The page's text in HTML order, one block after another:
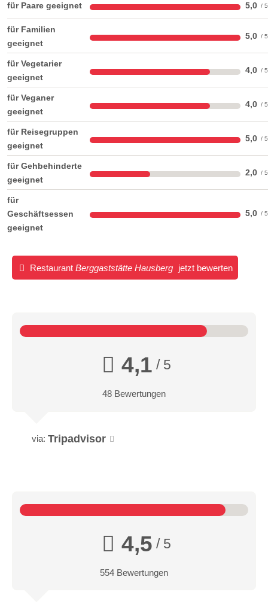
für Paare geeignet 5,0
für Familien
geeignet
5,0
für Vegetarier
geeignet
4,0
für Veganer
geeignet
4,0
für Reisegruppen
geeignet
5,0
für Gehbehinderte
geeignet
2,0
für
Geschäftsessen
geeignet
5,0
Restaurant Berggaststätte Hausberg jetzt bewerten
4,1 / 5
48 Bewertungen
via: Tripadvisor
4,5 / 5
554 Bewertungen